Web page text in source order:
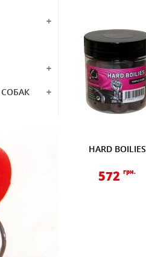
HARD BOILIES
572 грн.